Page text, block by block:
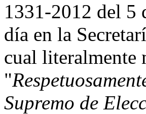
1331-2012 del 5
día en la
cual literalmente
"
Supremo de